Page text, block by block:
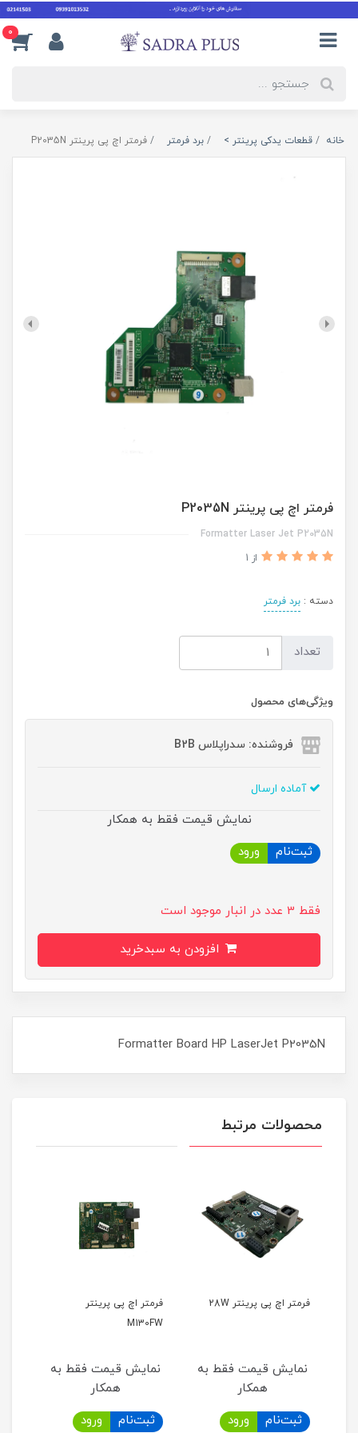
0
خانه قطعات یدکی پرینتر > برد فرمتر فرمتر اچ پی پرینتر P2035N
فرمتر اچ پی پرینتر P2035N
Formatter Laser Jet P2035N
از 1
دسته : برد فرمتر
تعداد
ویژگی‌های محصول
فروشنده: سدراپلاس B2B
آماده ارسال
نمایش قیمت فقط به همکار
ثبت‌نام
ورود
فقط 3 عدد در انبار موجود است
Formatter Board HP LaserJet P2035N
محصولات مرتبط
فرمتر اچ پی پرینتر 28W
نمایش قیمت فقط به
همکار
ثبت‌نام
ورود
فرمتر اچ پی پرینتر
M130FW
نمایش قیمت فقط به
همکار
ثبت‌نام
ورود